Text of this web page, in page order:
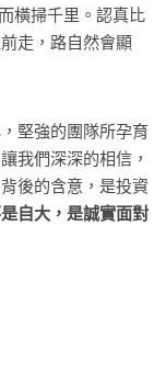
橫掃千里。認真比
走，路自然會顯
堅強的團隊所孕育
我們深深的相信，
後的含意，是投資
自大，是誠實面對